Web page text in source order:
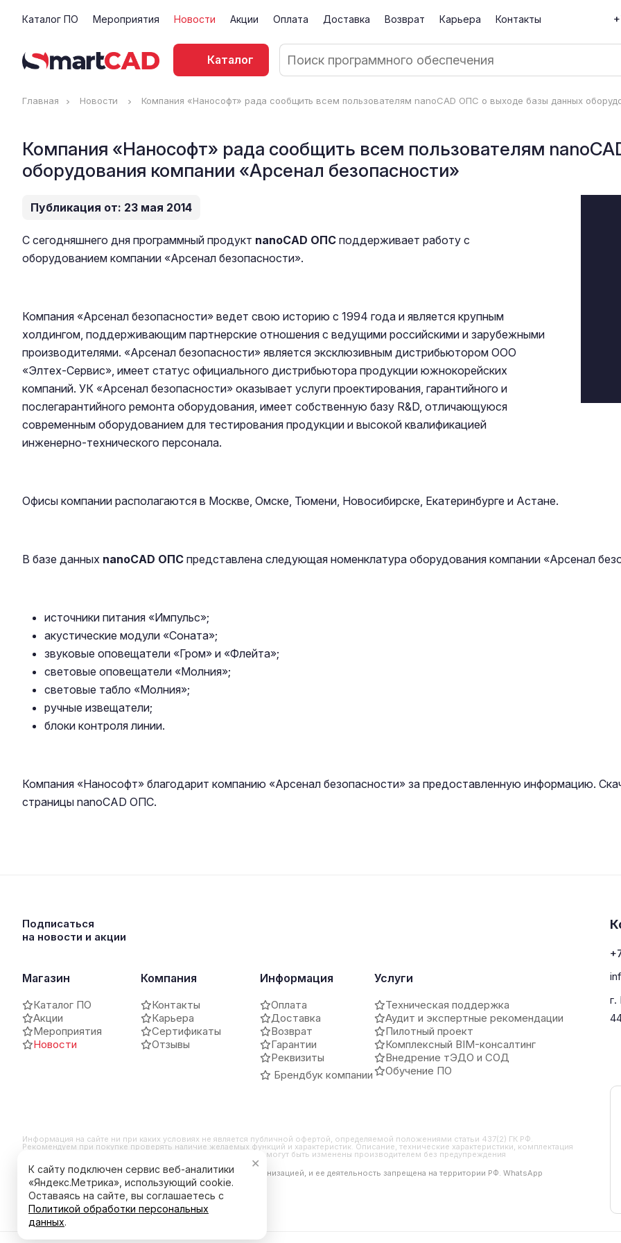
Каталог ПО Мероприятия Новости Акции Оплата Доставка Возврат Карьера Контакты
Каталог
Главная Новости Компания «Нанософт» рада сообщить всем пользователям nanoCAD ОПС о выходе базы данных
Компания «Нанософт» рада сообщить всем пользователям
оборудования компании «Арсенал безопасности»
Публикация от: 23 мая 2014
С сегодняшнего дня программный продукт nanoCAD ОПС поддерживает работу с
оборудованием компании «Арсенал безопасности».
Компания «Арсенал безопасности» ведет свою историю с 1994 года и является крупным
холдингом, поддерживающим партнерские отношения с ведущими российскими и зарубежными
производителями. «Арсенал безопасности» является эксклюзивным дистрибьютором ООО
«Элтех-Сервис», имеет статус официального дистрибьютора продукции южнокорейских
компаний. УК «Арсенал безопасности» оказывает услуги проектирования, гарантийного и
послегарантийного ремонта оборудования, имеет собственную базу R&D, отличающуюся
современным оборудованием для тестирования продукции и высокой квалификацией
инженерно-технического персонала.
Офисы компании располагаются в Москве, Омске, Тюмени, Новосибирске, Екатеринбурге и Астане.
В базе данных nanoCAD ОПС представлена следующая номенклатура оборудования компании «Арсенал
источники питания «Импульс»;
акустические модули «Соната»;
звуковые оповещатели «Гром» и «Флейта»;
световые оповещатели «Молния»;
световые табло «Молния»;
ручные извещатели;
блоки контроля линии.
Компания «Нанософт» благодарит компанию «Арсенал безопасности» за предоставленную информацию.
страницы nanoCAD ОПС.
Подписаться
на новости и акции
Магазин
Каталог ПО
Акции
Мероприятия
Новости
Компания
Контакты
Карьера
Сертификаты
Отзывы
Информация
Оплата
Доставка
Возврат
Гарантии
Реквизиты
Брендбук компании
Услуги
Техническая поддержка
Аудит и экспертные рекомендации
Пилотный проект
Комплексный BIM-консалтинг
Внедрение тЭДО и СОД
Обучение ПО
Информация на сайте ни при каких условиях не является публичной офертой, определяемой положениями статьи 437(2) ГК РФ.
Рекомендуем при покупке проверять наличие желаемых функций и характеристик. Описание, технические характеристики, комплектация
и внешний вид продукта могут отличаться от заявленных или могут быть изменены производителем без предупреждения
*Компания Meta Platforms Inc. признана экстремистской организацией, и ее деятельность запрещена на территории РФ. WhatsApp
является ее продуктом.
г.
К сайту подключен сервис веб-аналитики
«Яндекс.Метрика», использующий cookie.
Оставаясь на сайте, вы соглашаетесь с
Политикой обработки персональных
данных.
✕